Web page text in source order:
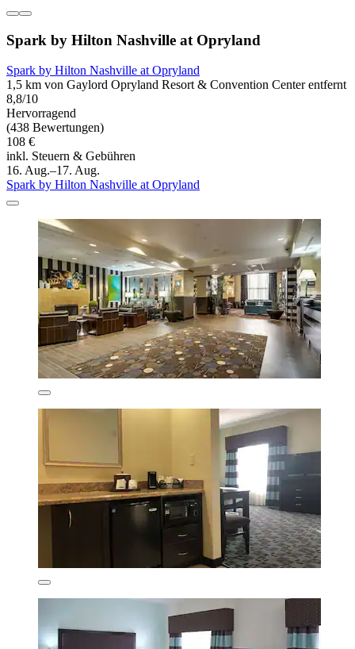
Spark by Hilton Nashville at Opryland
Spark by Hilton Nashville at Opryland
1,5 km von Gaylord Opryland Resort & Convention Center entfernt
8,8/10
Hervorragend
(438 Bewertungen)
108 €
inkl. Steuern & Gebühren
16. Aug.–17. Aug.
Spark by Hilton Nashville at Opryland